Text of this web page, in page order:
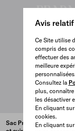
Avis
Ce Site utilise
compris des
effectuer des
meilleure
Consultez la
plus,
les désactiver
En cliquant
cookies.
En cliquant
Sac Prada Explore en